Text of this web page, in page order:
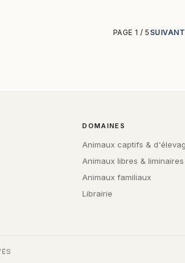
PAGE 1 / 5
DOMAINES
Animaux captifs &
Animaux libres & liminaires
Animaux familiaux
Librairie